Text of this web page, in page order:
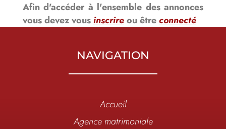
Afin d'accéder à l'ensemble des annonces
vous devez vousinscrireou êtreconnecté
NAVIGATION
Accueil
Agence matrimoniale